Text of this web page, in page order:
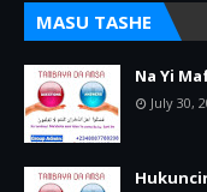
MASU TASHE
Na Yi
July 30,